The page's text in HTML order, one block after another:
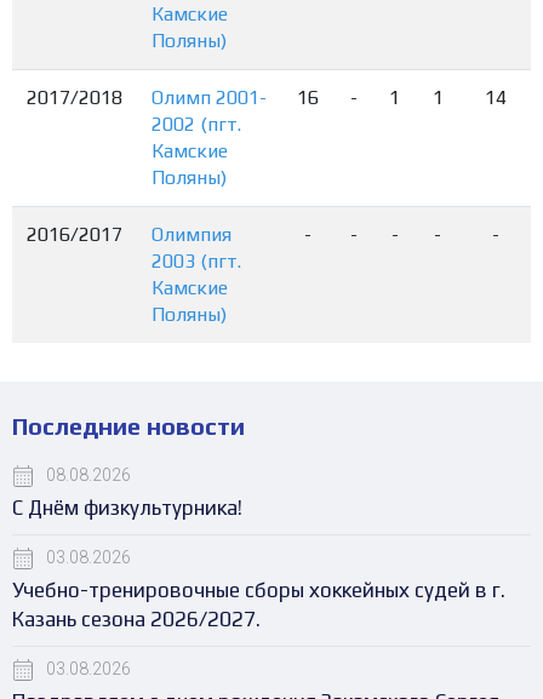
Камские
Поляны)
2017/2018
Олимп 2001-
2002 (пгт.
Камские
Поляны)
16 - 1 1 14
2016/2017
Олимпия
2003 (пгт.
Камские
Поляны)
- - - - -
Последние новости
08.08.2026
С Днём физкультурника!
03.08.2026
Учебно-тренировочные сборы хоккейных судей в г.
Казань сезона 2026/2027.
03.08.2026